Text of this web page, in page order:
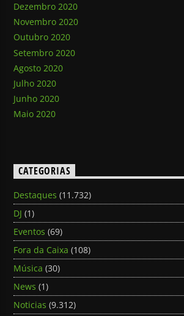
Dezembro 2020
Novembro 2020
Outubro 2020
Setembro 2020
Agosto 2020
Julho 2020
Junho 2020
Maio 2020
CATEGORIAS
Destaques (11.732)
DJ (1)
Eventos (69)
Fora da Caixa (108)
Música (30)
News (1)
Noticias (9.312)